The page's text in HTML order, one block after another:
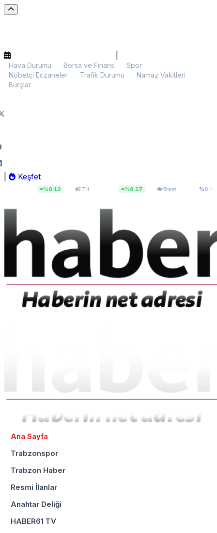
Hava Durumu Borsa ve Finans
Spor
Nöbetçi Eczaneler
Trafik Durumu
Namaz Vakitleri
Burçlar
Keşfet
ETH$1.873,08 Brent $87,19 %0.00 BIST
Ana Sayfa
Trabzonspor
Trabzon Haber
Resmi İlanlar
Anahtar Deliği
HABER61 TV